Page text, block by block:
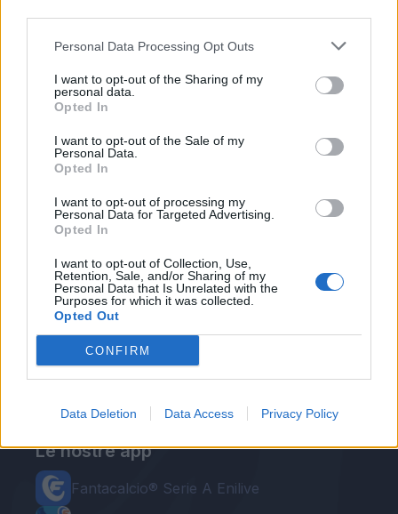
Personal Data Processing Opt Outs
I want to opt-out of the Sharing of my
personal data.
Opted In
I want to opt-out of the Sale of my
Personal Data.
Opted In
I want to opt-out of processing my
Personal Data for Targeted Advertising.
Opted In
I want to opt-out of Collection, Use,
Retention, Sale, and/or Sharing of my
Personal Data that Is Unrelated with the
Purposes for which it was collected.
Opted Out
CONFIRM
Data Deletion Data Access Privacy Policy
SITO UFFICIALE
https://t.co/Nljc0UKywh #SFT
— Torino Football Club (@TorinoFC_1906)
26 Novembre 2015
Autore
Redazione Fantacalcio.it
Le nostre app
Fantacalcio® Serie A Enilive